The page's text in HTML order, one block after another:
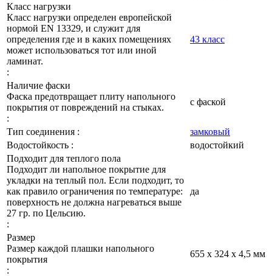
Класс нагрузки
Класс нагрузки определен европейской
нормой EN 13329, и служит для
определения где и в каких помещениях
может использоваться тот или иной
ламинат.
:
43 класс
Наличие фаски
Фаска предотвращает плиту напольного
покрытия от повреждений на стыках.
:
с фаской
Тип соединения :
замковый
Водостойкость :
водостойкий
Подходит для теплого пола
Подходит ли напольное покрытие для
укладки на теплый пол. Если подходит, то
как правило ограничения по температуре:
поверхность не должна нагреваться выше
27 гр. по Цельсию.
:
да
Размер
Размер каждой плашки напольного
покрытия
:
655 x 324 x 4,5 мм